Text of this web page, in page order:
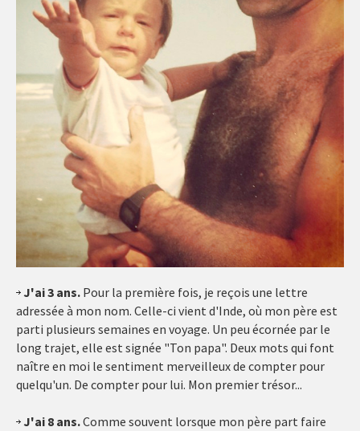
J'ai 3 ans. Pour la première fois, je reçois une lettre
adressée à mon nom. Celle-ci vient d'Inde, où mon père est
parti plusieurs semaines en voyage. Un peu écornée par le
long trajet, elle est signée "Ton papa". Deux mots qui font
naître en moi le sentiment merveilleux de compter pour
quelqu'un. De compter pour lui. Mon premier trésor...
J'ai 8 ans.Comme souvent lorsque mon père part faire